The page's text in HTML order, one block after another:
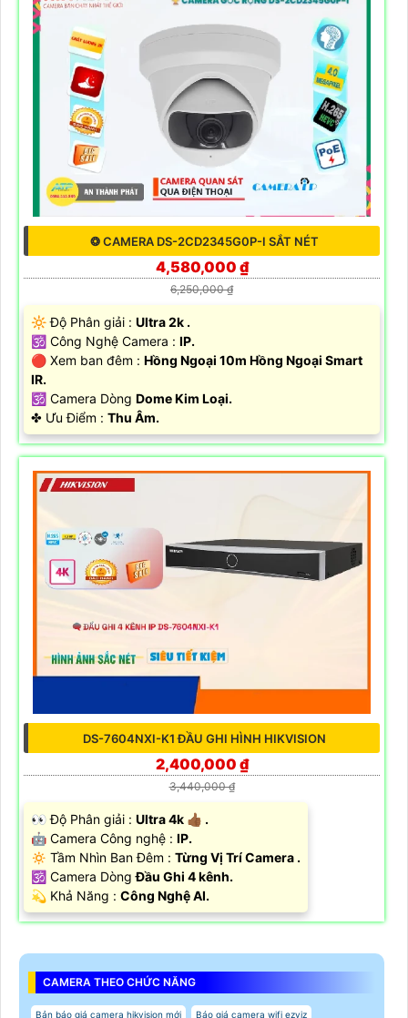
❂ CAMERA DS-2CD2345G0P-I SẮT NÉT
4,580,000 ₫
6,250,000 ₫
🔆 Độ Phân giải : Ultra 2k .
🕉️ Công Nghệ Camera : IP.
🔴 Xem ban đêm : Hồng Ngoại 10m Hồng Ngoại Smart
IR.
🕉️ Camera Dòng Dome Kim Loại.
️✤ Ưu Điểm : Thu Âm.
DS-7604NXI-K1 ĐẦU GHI HÌNH HIKVISION
2,400,000 ₫
3,440,000 ₫
️👀 Độ Phân giải : Ultra 4k 👍🏾 .
🤖️ Camera Công nghệ : IP.
🔅 Tầm Nhìn Ban Đêm : Từng Vị Trí Camera .
🕉️ Camera DòngĐầu Ghi 4 kênh.
️💫 Khả Năng : Công Nghệ AI.
CAMERA THEO CHỨC NĂNG
Bản báo giá camera hikvision mới Báo giá camera wifi ezviz